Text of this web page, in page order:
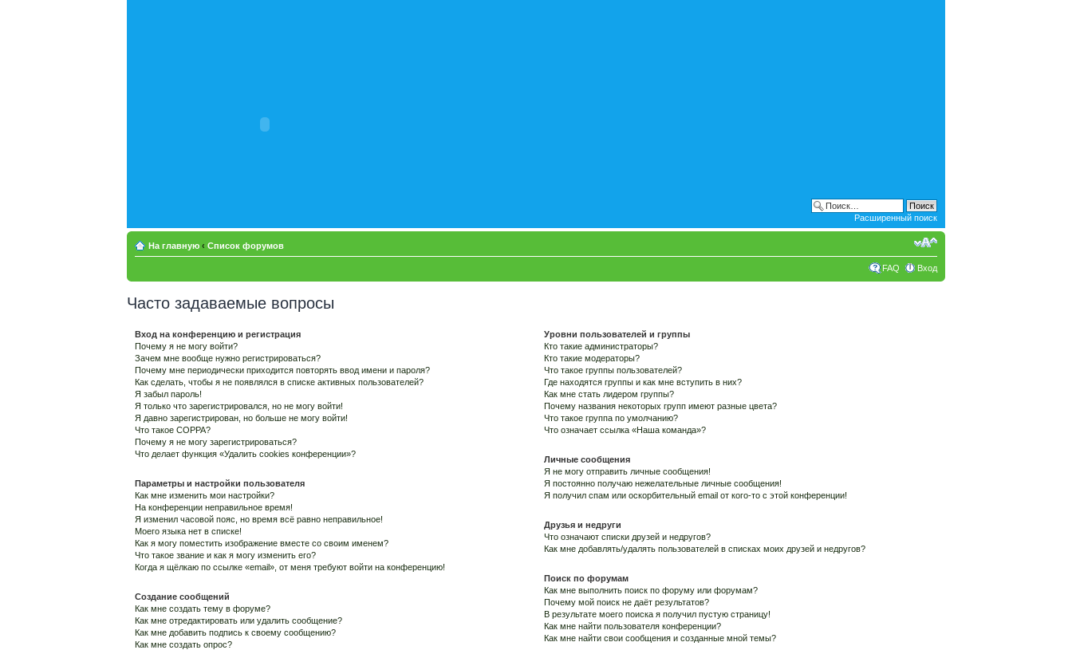
Расширенный поиск
На главную ‹ Список форумов
FAQ Вход
Часто задаваемые вопросы
Вход на конференцию и регистрация
Почему я не могу войти?
Зачем мне вообще нужно регистрироваться?
Почему мне периодически приходится повторять ввод имени и пароля?
Как сделать, чтобы я не появлялся в списке активных пользователей?
Я забыл пароль!
Я только что зарегистрировался, но не могу войти!
Я давно зарегистрирован, но больше не могу войти!
Что такое COPPA?
Почему я не могу зарегистрироваться?
Что делает функция «Удалить cookies конференции»?
Параметры и настройки пользователя
Как мне изменить мои настройки?
На конференции неправильное время!
Я изменил часовой пояс, но время всё равно неправильное!
Моего языка нет в списке!
Как я могу поместить изображение вместе со своим именем?
Что такое звание и как я могу изменить его?
Когда я щёлкаю по ссылке «email», от меня требуют войти на конференцию!
Создание сообщений
Как мне создать тему в форуме?
Как мне отредактировать или удалить сообщение?
Как мне добавить подпись к своему сообщению?
Как мне создать опрос?
Уровни пользователей и группы
Кто такие администраторы?
Кто такие модераторы?
Что такое группы пользователей?
Где находятся группы и как мне вступить в них?
Как мне стать лидером группы?
Почему названия некоторых групп имеют разные цвета?
Что такое группа по умолчанию?
Что означает ссылка «Наша команда»?
Личные сообщения
Я не могу отправить личные сообщения!
Я постоянно получаю нежелательные личные сообщения!
Я получил спам или оскорбительный email от кого-то с этой конференции!
Друзья и недруги
Что означают списки друзей и недругов?
Как мне добавлять/удалять пользователей в списках моих друзей и недругов?
Поиск по форумам
Как мне выполнить поиск по форуму или форумам?
Почему мой поиск не даёт результатов?
В результате моего поиска я получил пустую страницу!
Как мне найти пользователя конференции?
Как мне найти свои сообщения и созданные мной темы?